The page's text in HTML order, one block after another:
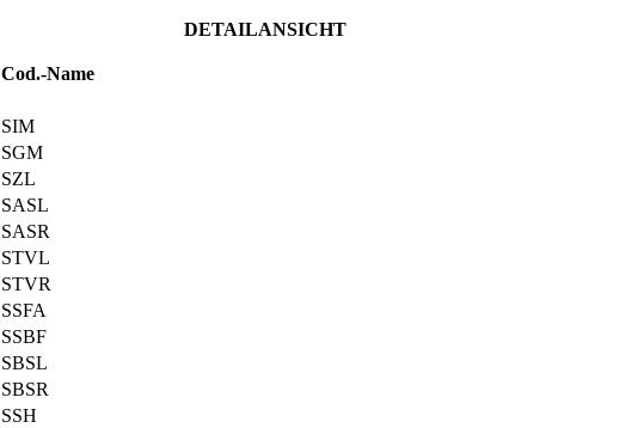
DETAILANSICHT
Cod.-Name
SIM
SGM
SZL
SASL
SASR
STVL
STVR
SSFA
SSBF
SBSL
SBSR
SSH